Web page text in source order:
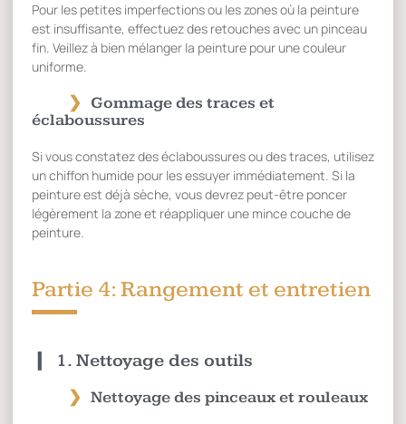
Pour les petites imperfections ou les zones où la peinture
est insuffisante, effectuez des retouches avec un pinceau
fin. Veillez à bien mélanger la peinture pour une couleur
uniforme.
Gommage des traces et
éclaboussures
Si vous constatez des éclaboussures ou des traces, utilisez
un chiffon humide pour les essuyer immédiatement. Si la
peinture est déjà sèche, vous devrez peut-être poncer
légèrement la zone et réappliquer une mince couche de
peinture.
Partie 4: Rangement et entretien
1. Nettoyage des outils
Nettoyage des pinceaux et rouleaux